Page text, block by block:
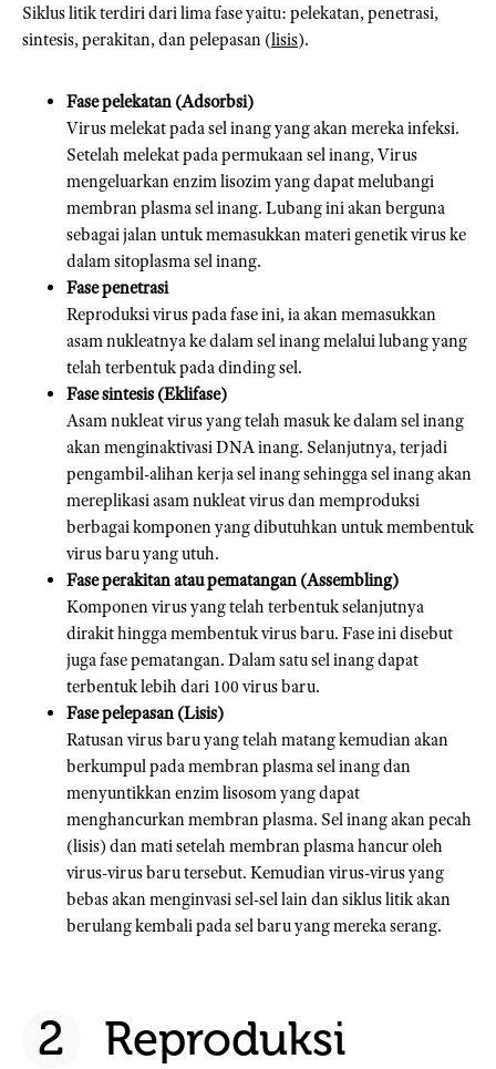
Siklus litik terdiri dari lima fase yaitu: pelekatan, penetrasi,
sintesis, perakitan, dan pelepasan (lisis).
Fase pelekatan (Adsorbsi)
Virus melekat pada sel inang yang akan mereka infeksi.
Setelah melekat pada permukaan sel inang, Virus
mengeluarkan enzim lisozim yang dapat melubangi
membran plasma sel inang. Lubang ini akan berguna
sebagai jalan untuk memasukkan materi genetik virus ke
dalam sitoplasma sel inang.
Fase penetrasi
Reproduksi virus pada fase ini, ia akan memasukkan
asam nukleatnya ke dalam sel inang melalui lubang yang
telah terbentuk pada dinding sel.
Fase sintesis (Eklifase)
Asam nukleat virus yang telah masuk ke dalam sel inang
akan menginaktivasi DNA inang. Selanjutnya, terjadi
pengambil-alihan kerja sel inang sehingga sel inang akan
mereplikasi asam nukleat virus dan memproduksi
berbagai komponen yang dibutuhkan untuk membentuk
virus baru yang utuh.
Fase perakitan atau pematangan (Assembling)
Komponen virus yang telah terbentuk selanjutnya
dirakit hingga membentuk virus baru. Fase ini disebut
juga fase pematangan. Dalam satu sel inang dapat
terbentuk lebih dari 100 virus baru.
Fase pelepasan (Lisis)
Ratusan virus baru yang telah matang kemudian akan
berkumpul pada membran plasma sel inang dan
menyuntikkan enzim lisosom yang dapat
menghancurkan membran plasma. Sel inang akan pecah
(lisis) dan mati setelah membran plasma hancur oleh
virus-virus baru tersebut. Kemudian virus-virus yang
bebas akan menginvasi sel-sel lain dan siklus litik akan
berulang kembali pada sel baru yang mereka serang.
Reproduksi